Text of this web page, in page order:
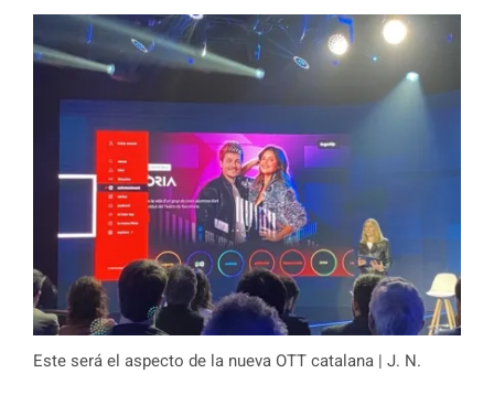
Este será el aspecto de la nueva OTT catalana | J. N.